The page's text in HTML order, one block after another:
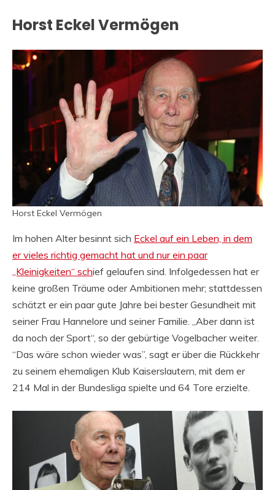
Horst Eckel Vermögen
Horst Eckel Vermögen
Im hohen Alter besinnt sich Eckel auf ein Leben, in dem
er vieles richtig gemacht hat und nur ein paar
„Kleinigkeiten“ schief gelaufen sind. Infolgedessen hat er
keine großen Träume oder Ambitionen mehr; stattdessen
schätzt er ein paar gute Jahre bei bester Gesundheit mit
seiner Frau Hannelore und seiner Familie. „Aber dann ist
da noch der Sport“, so der gebürtige Vogelbacher weiter.
“Das wäre schon wieder was”, sagt er über die Rückkehr
zu seinem ehemaligen Klub Kaiserslautern, mit dem er
214 Mal in der Bundesliga spielte und 64 Tore erzielte.